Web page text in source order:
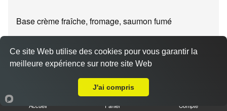
Base crème fraîche, fromage, saumon fumé
Accueil Panier Compte
Ce site Web utilise des cookies pour vous garantir la
meilleure expérience sur notre site Web
J'ai compris